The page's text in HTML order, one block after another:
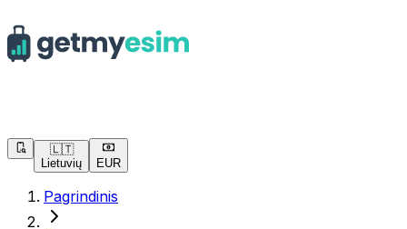
🇱🇹
Lietuvių
EUR
Pagrindinis